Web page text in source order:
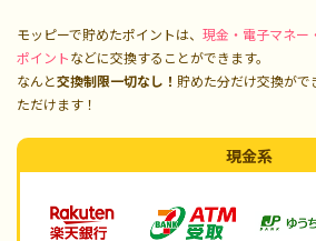
モッピーで貯めたポイントは、 現金・電子マネー
ポイントなどに交換することができます。
なんと交換制限一切なし！ 貯めた分だけ交換が
ただけます！
現金系